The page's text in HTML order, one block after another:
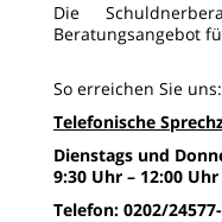
Die
Beratungsangebot
So erreichen Sie uns:
Telefonische
Dienstags und
9:30 Uhr – 12:00 Uhr
Telefon: 0202/